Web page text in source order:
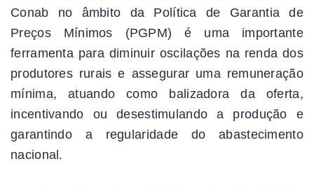
Conab no âmbito da Política de Garantia de
Preços Mínimos (PGPM) é uma importante
ferramenta para diminuir oscilações na renda dos
produtores rurais e assegurar uma remuneração
mínima, atuando como balizadora da oferta,
incentivando ou desestimulando a produção e
garantindo a regularidade do abastecimento
nacional.